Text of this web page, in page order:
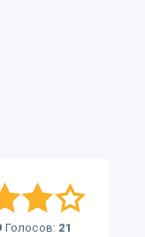
Голосов: 21